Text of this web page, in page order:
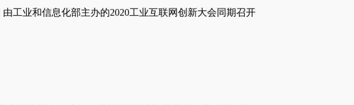
工业和信息化部主办的2020工业互联网创新大会同期召开